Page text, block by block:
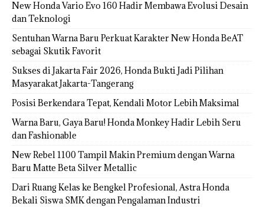
New Honda Vario Evo 160 Hadir Membawa Evolusi Desain
dan Teknologi
Sentuhan Warna Baru Perkuat Karakter New Honda BeAT
sebagai Skutik Favorit
Sukses di Jakarta Fair 2026, Honda Bukti Jadi Pilihan
Masyarakat Jakarta-Tangerang
Posisi Berkendara Tepat, Kendali Motor Lebih Maksimal
Warna Baru, Gaya Baru! Honda Monkey Hadir Lebih Seru
dan Fashionable
New Rebel 1100 Tampil Makin Premium dengan Warna
Baru Matte Beta Silver Metallic
Dari Ruang Kelas ke Bengkel Profesional, Astra Honda
Bekali Siswa SMK dengan Pengalaman Industri